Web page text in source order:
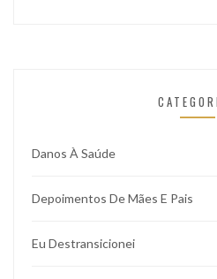
Danos À Saúde
Depoimentos De Mães E Pais
Eu Destransicionei